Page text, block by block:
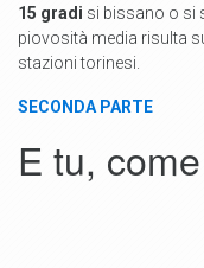
15 gradi si bissano o si
piovosità media risulta
stazioni torinesi.
SECONDA PARTE
E tu,